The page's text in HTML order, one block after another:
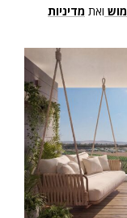
ואת מדיניות